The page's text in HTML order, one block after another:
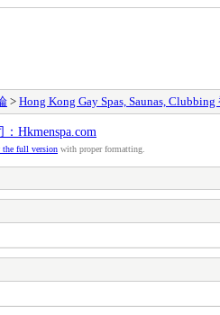
> Hong Kong Gay Spas, Saunas,
Hkmenspa.com
the full version with proper formatting.